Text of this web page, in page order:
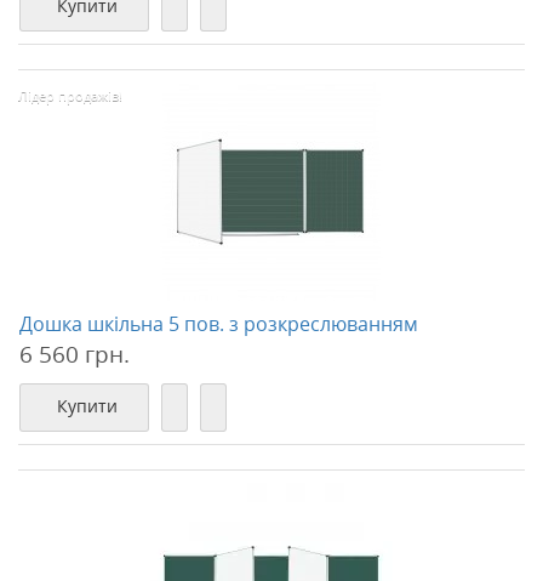
Купити
Лідер продажів!
Дошка шкільна 5 пов. з розкреслюванням
6 560 грн.
Купити